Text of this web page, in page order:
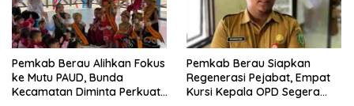
Pemkab Berau Alihkan Fokus
ke Mutu PAUD, Bunda
Kecamatan Diminta Perkuat
Pemkab Berau Siapkan
Regenerasi Pejabat, Empat
Kursi Kepala OPD Segera